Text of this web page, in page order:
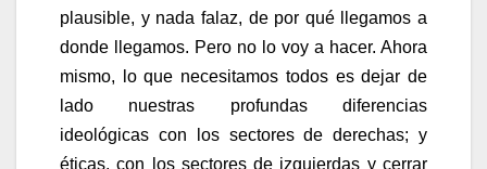
plausible, y nada falaz, de por qué llegamos a
donde llegamos. Pero no lo voy a hacer. Ahora
mismo, lo que necesitamos todos es dejar de
lado nuestras profundas diferencias
ideológicas con los sectores de derechas; y
éticas, con los sectores de izquierdas y cerrar